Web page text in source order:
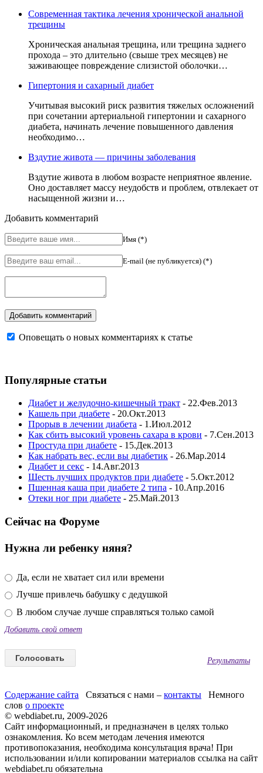
Современная тактика лечения хронической анальной
трещины
Хроническая анальная трещина, или трещина заднего
прохода – это длительно (свыше трех месяцев) не
заживающее повреждение слизистой оболочки…
Гипертония и сахарный диабет
Учитывая высокий риск развития тяжелых осложнений
при сочетании артериальной гипертонии и сахарного
диабета, начинать лечение повышенного давления
необходимо…
Вздутие живота — причины заболевания
Вздутие живота в любом возрасте неприятное явление.
Оно доставляет массу неудобств и проблем, отвлекает от
насыщенной жизни и…
Добавить комментарий
Имя (*)
E-mail (не публикуется) (*)
Оповещать о новых комментариях к статье
Популярные статьи
Диабет и желудочно-кишечный тракт - 22.Фев.2013
Кашель при диабете - 20.Окт.2013
Прорыв в лечении диабета - 1.Июл.2012
Как сбить высокий уровень сахара в крови - 7.Сен.2013
Простуда при диабете - 15.Дек.2013
Как набрать вес, если вы диабетик - 26.Мар.2014
Диабет и секс - 14.Авг.2013
Шесть лучших продуктов при диабете - 5.Окт.2012
Пшенная каша при диабете 2 типа - 10.Апр.2016
Отеки ног при диабете - 25.Май.2013
Сейчас на Форуме
Нужна ли ребенку няня?
Да, если не хватает сил или времени
Лучше привлечь бабушку с дедушкой
В любом случае лучше справляться только самой
Добавить свой ответ
Результаты
Содержание сайта Связаться с нами – контакты Немного
слов о проекте
© webdiabet.ru, 2009-2026
Сайт информационный, и предназначен в целях только
ознакомления. Ко всем методам лечения имеются
противопоказания, необходима консультация врача! При
использовании и/или копировании материалов ссылка на сайт
webdiabet.ru обязательна